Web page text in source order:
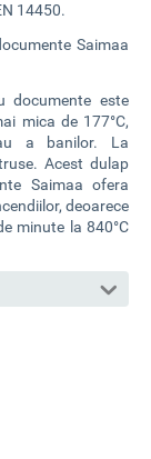
14450.
Saimaa
documente este
mica de 177°C,
a banilor. La
Acest dulap
Saimaa ofera
deoarece
minute la 840°C